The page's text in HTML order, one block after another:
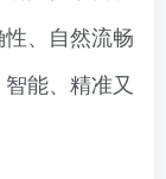
、自然流畅
能、精准又